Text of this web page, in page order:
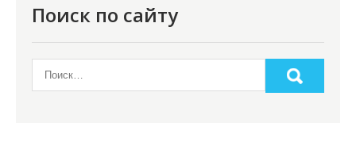
Поиск по сайту